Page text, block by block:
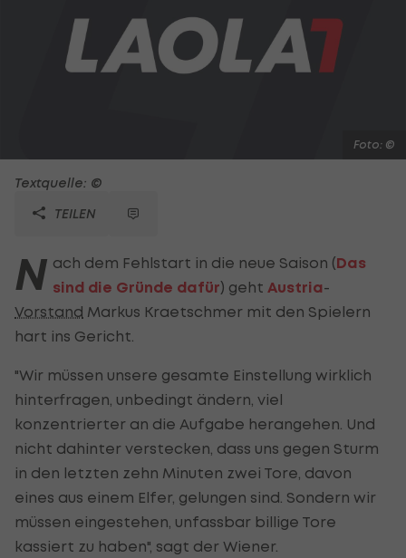
Foto: ©
Textquelle: ©
TEILEN
N ach dem Fehlstart in die neue Saison (Das
sind die Gründe dafür) geht Austria-
Vorstand Markus Kraetschmer mit den Spielern
hart ins Gericht.
"Wir müssen unsere gesamte Einstellung wirklich
hinterfragen, unbedingt ändern, viel
konzentrierter an die Aufgabe herangehen. Und
nicht dahinter verstecken, dass uns gegen Sturm
in den letzten zehn Minuten zwei Tore, davon
eines aus einem Elfer, gelungen sind. Sondern wir
müssen eingestehen, unfassbar billige Tore
kassiert zu haben", sagt der Wiener.